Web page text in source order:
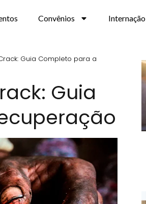
Convênios Internação
Guia Completo para a
Guia